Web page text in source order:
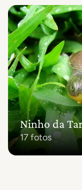
Ninho da
17 fotos